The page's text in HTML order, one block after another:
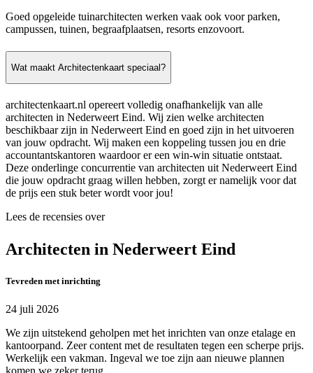
Goed opgeleide tuinarchitecten werken vaak ook voor parken,
campussen, tuinen, begraafplaatsen, resorts enzovoort.
Wat maakt Architectenkaart speciaal?
architectenkaart.nl opereert volledig onafhankelijk van alle
architecten in Nederweert Eind. Wij zien welke architecten
beschikbaar zijn in Nederweert Eind en goed zijn in het uitvoeren
van jouw opdracht. Wij maken een koppeling tussen jou en drie
accountantskantoren waardoor er een win-win situatie ontstaat.
Deze onderlinge concurrentie van architecten uit Nederweert Eind
die jouw opdracht graag willen hebben, zorgt er namelijk voor dat
de prijs een stuk beter wordt voor jou!
Lees de recensies over
Architecten in Nederweert Eind
Tevreden met inrichting
24 juli 2026
We zijn uitstekend geholpen met het inrichten van onze etalage en
kantoorpand. Zeer content met de resultaten tegen een scherpe prijs.
Werkelijk een vakman. Ingeval we toe zijn aan nieuwe plannen
komen we zeker terug.